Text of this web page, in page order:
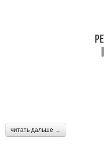
читать дальше →